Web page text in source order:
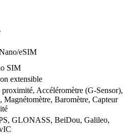
eSIM
SIM
extensible
proximité, Accéléromètre (G-Sensor),
Magnétomètre, Baromètre, Capteur
GLONASS, BeiDou, Galileo,